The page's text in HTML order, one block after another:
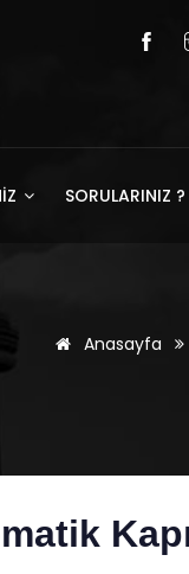
SORULARINIZ ?
Anasayfa